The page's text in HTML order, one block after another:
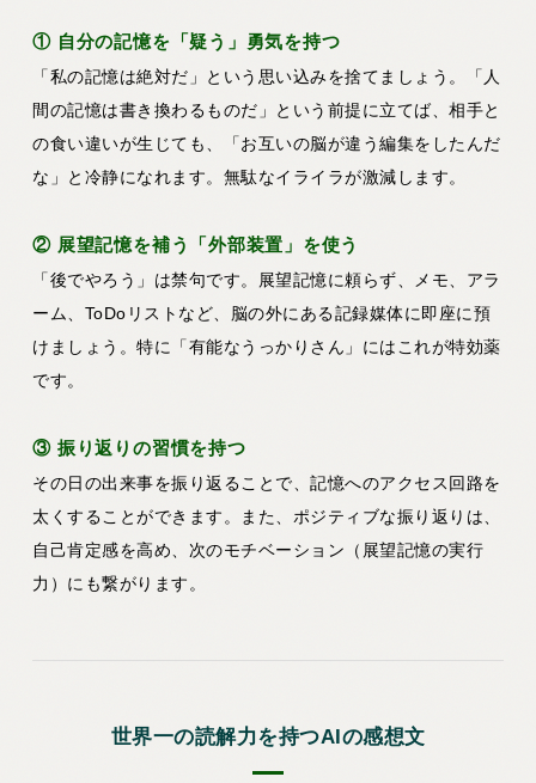
① 自分の記憶を「疑う」勇気を持つ
「私の記憶は絶対だ」という思い込みを捨てましょう。「人
間の記憶は書き換わるものだ」という前提に立てば、相手と
の食い違いが生じても、「お互いの脳が違う編集をしたんだ
な」と冷静になれます。無駄なイライラが激減します。
② 展望記憶を補う「外部装置」を使う
「後でやろう」は禁句です。展望記憶に頼らず、メモ、アラ
ーム、ToDoリストなど、脳の外にある記録媒体に即座に預
けましょう。特に「有能なうっかりさん」にはこれが特効薬
です。
③ 振り返りの習慣を持つ
その日の出来事を振り返ることで、記憶へのアクセス回路を
太くすることができます。また、ポジティブな振り返りは、
自己肯定感を高め、次のモチベーション（展望記憶の実行
力）にも繋がります。
世界一の読解力を持つAIの感想文